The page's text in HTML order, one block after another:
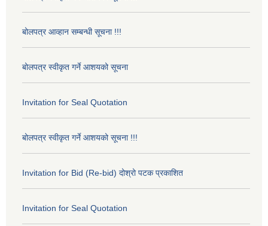
बोलपत्र आव्हान सम्बन्धी सूचना !!!
बोलपत्र स्वीकृत गर्ने आशयको सूचना
Invitation for Seal Quotation
बोलपत्र स्वीकृत गर्ने आशयको सूचना !!!
Invitation for Bid (Re-bid) दोश्रो पटक प्रकाशित
Invitation for Seal Quotation